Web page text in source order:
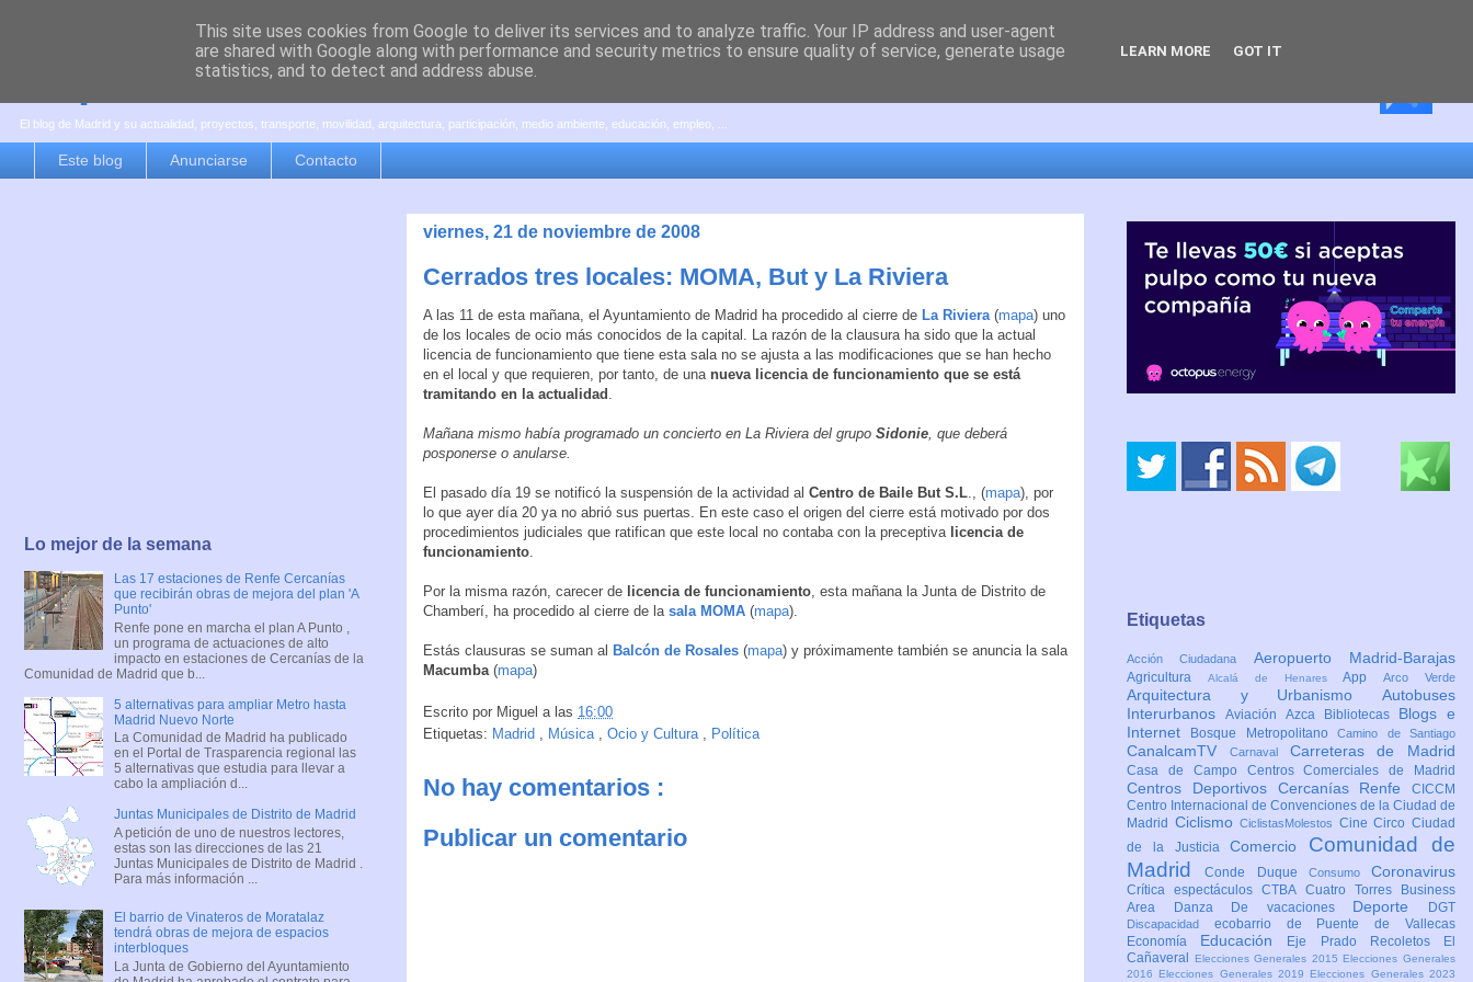
es por madrid
El blog de Madrid y su actualidad, proyectos, transporte, movilidad, arquitectura, participación, medio ambiente, educación, empleo, ...
Este blog Anunciarse Contacto
viernes, 21 de noviembre de 2008
Cerrados tres locales: MOMA, But y La Riviera
A las 11 de esta mañana, el Ayuntamiento de Madrid ha procedido al cierre de La Riviera (mapa) uno
de los locales de ocio más conocidos de la capital. La razón de la clausura ha sido que la actual
licencia de funcionamiento que tiene esta sala no se ajusta a las modificaciones que se han hecho
en el local y que requieren, por tanto, de una nueva licencia de funcionamiento que se está
tramitando en la actualidad
Mañana mismo había programado un concierto en La Riviera del grupo Sidonie , que deberá
posponerse o anularse.
El pasado día 19 se notificó la suspensión de la actividad al Centro de Baile But S.L ., (mapa), por
lo que ayer día 20 ya no abrió sus puertas. En este caso el origen del cierre está motivado por dos
procedimientos judiciales que ratifican que este local no contaba con la preceptiva licencia de
funcionamiento
Por la misma razón, carecer de licencia de funcionamiento , esta mañana la Junta de Distrito de
Chamberí, ha procedido al cierre de la sala MOMA (mapa).
Estás clausuras se suman al Balcón de Rosales (mapa) y próximamente también se anuncia la sala
Macumba (mapa)
Escrito por Miguel a las 16:00
Etiquetas: Madrid , Música , Ocio y Cultura , Política
No hay comentarios :
Publicar un comentario
Lo mejor de la semana
Las 17 estaciones de Renfe Cercanías
que recibirán obras de mejora del plan 'A
Punto'
Renfe pone en marcha el plan A Punto ,
un programa de actuaciones de alto
impacto en estaciones de Cercanías de la
Comunidad de Madrid que b...
5 alternativas para ampliar Metro hasta
Madrid Nuevo Norte
La Comunidad de Madrid ha publicado
en el Portal de Trasparencia regional las
5 alternativas que estudia para llevar a
cabo la ampliación d...
Juntas Municipales de Distrito de Madrid
A petición de uno de nuestros lectores,
estas son las direcciones de las 21
Juntas Municipales de Distrito de Madrid .
Para más información ...
El barrio de Vinateros de Moratalaz
tendrá obras de mejora de espacios
interbloques
La Junta de Gobierno del Ayuntamiento
Etiquetas
Acción Ciudadana Aeropuerto Madrid-Barajas
Agricultura Alcalá de HenaresAppArco Verde
Arquitectura y Urbanismo Autobuses
Interurbanos Aviación Azca Bibliotecas Blogs e
Internet
Bosque MetropolitanoCamino de Santiago
CanalcamTV Carnaval Carreteras de Madrid
Casa de Campo Centros Comerciales de Madrid
Centros Deportivos Cercanías Renfe CICCM
Centro Internacional de Convenciones de la Ciudad de
Madrid CiclismoCiclistasMolestos CineCircoCiudad
de la JusticiaComercio Comunidad de
MadridConde Duque Consumo Coronavirus
Crítica espectáculosCTBA Cuatro Torres Business
Area
Danza De vacaciones Deporte DGT
Discapacidad ecobarrio de Puente de Vallecas
Economía Educación Eje Prado Recoletos
El
Cañaveral
Elecciones Generales 2015 Elecciones Generales
2016 Elecciones Generales 2019 Elecciones Generales 2023
This site uses cookies from Google to deliver its services and to analyze traffic. Your IP address and user-agent
are shared with Google along with performance and security metrics to ensure quality of service, generate usage
statistics, and to detect and address abuse.
LEARN MORE GOT IT